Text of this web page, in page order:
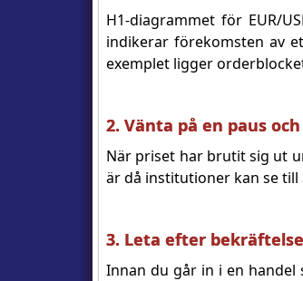
H1-diagrammet för EUR/
indikerar förekomsten av
exemplet ligger
2. Vänta på en paus
När priset har brutit sig ut
är då institutioner kan se
3. Leta efter
Innan du går in i en